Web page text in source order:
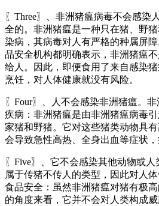
〖Three〗、非洲猪瘟病毒不会感染
全的。非洲猪瘟是一种只在猪、野
染病，其病毒对人有严格的种属屏
品安全机构都明确表示，非洲猪瘟
给人。因此，即便食用了来自感染
烹饪，对人体健康就没有风险。
〖Four〗、人不会感染非洲猪瘟。
疾病：非洲猪瘟是由非洲猪瘟病毒
家猪和野猪。它对这些猪类动物具
会导致急性高热、全身出血等症状，
〖Five〗、它不会感染其他动物或
属于传猪不传人的类型，因此对人
食品安全：虽然非洲猪瘟对猪有极
的角度来看，它并不会对人类构成